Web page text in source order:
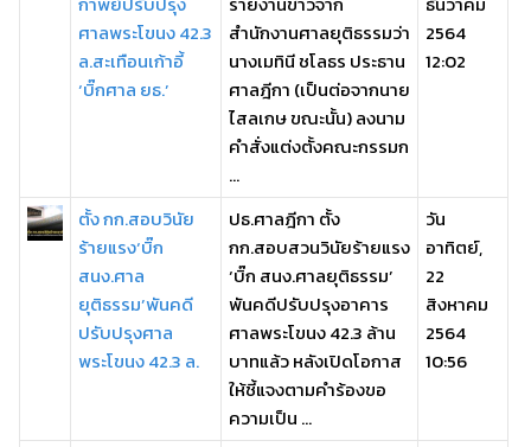
ศาลพระโขนง 42.3
ล.สะเทือนเก้าอี้
‘บิ๊กศาล ยธ.’
สำนักงานศาลยุติธรรมว่า
นางเมทินี ชโลธร ประธาน
ศาลฎีกา (เป็นต่อจากนาย
ไสลเกษ ขณะนั้น) ลงนาม
คำสั่งแต่งตั้งคณะกรรมก
...
2564
12:02
ตั้ง กก.สอบวินัย
ร้ายแรง‘บิ๊ก
สนง.ศาล
ยุติธรรม’พันคดี
ปรับปรุงศาล
พระโขนง 42.3 ล.
ปธ.ศาลฎีกา ตั้ง
กก.สอบสวนวินัยร้ายแรง
‘บิ๊ก สนง.ศาลยุติธรรม’
พันคดีปรับปรุงอาคาร
ศาลพระโขนง 42.3 ล้าน
บาทแล้ว หลังเปิดโอกาส
ให้ชี้แจงตามคำร้องขอ
ความเป็น ...
วัน
อาทิตย์,
22
สิงหาคม
2564
10:56